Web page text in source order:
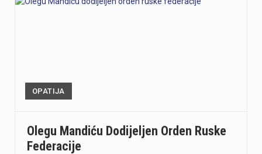
OPATIJA
Olegu Mandiću Dodijeljen Orden Ruske
Federacije